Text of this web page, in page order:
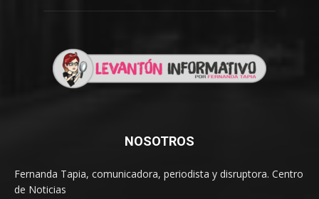
NOSOTROS
Fernanda Tapia, comunicadora, periodista y disruptora. Centro
de Noticias